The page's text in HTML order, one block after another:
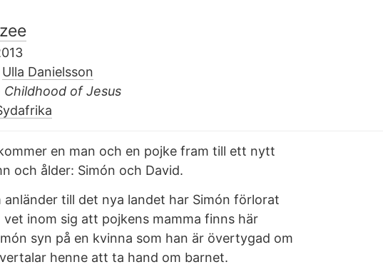
Ulla Danielsson
Childhood of Jesus
en man och en pojke fram till ett nytt
och ålder: Simón och David.
anländer till det nya landet har Simón förlorat
vet inom sig att pojkens mamma finns här
syn på en kvinna som han är övertygad om
henne att ta hand om barnet.